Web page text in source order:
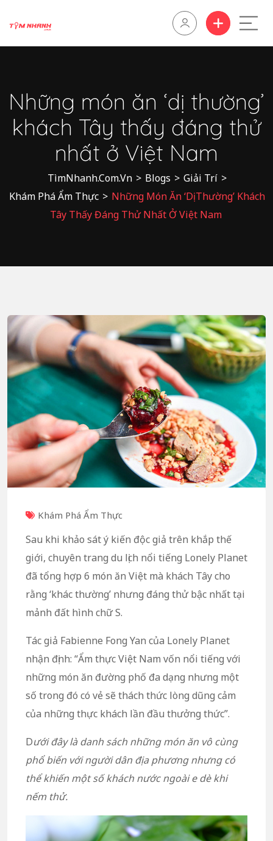
Những món ăn ‘dị thường’
khách Tây thấy đáng thử
nhất ở Việt Nam
TìmNhanh.Com.Vn > Blogs > Giải Trí >
Khám Phá Ẩm Thực > Những Món Ăn ‘dị Thường’ Khách
Tây Thấy Đáng Thử Nhất Ở Việt Nam
Khám Phá Ẩm Thực
Sau khi khảo sát ý kiến độc giả trên khắp thế
giới, chuyên trang du lịch nổi tiếng Lonely Planet
đã tổng hợp 6 món ăn Việt mà khách Tây cho
rằng ‘khác thường’ nhưng đáng thử bậc nhất tại
mảnh đất hình chữ S.
Tác giả Fabienne Fong Yan của Lonely Planet
nhận định: “Ẩm thực Việt Nam vốn nổi tiếng với
những món ăn đường phố đa dạng nhưng một
số trong đó có vẻ sẽ thách thức lòng dũng cảm
của những thực khách lần đầu thưởng thức”.
Dưới đây là danh sách những món ăn vô cùng
phổ biến với người dân địa phương nhưng có
thể khiến một số khách nước ngoài e dè khi
nếm thử.